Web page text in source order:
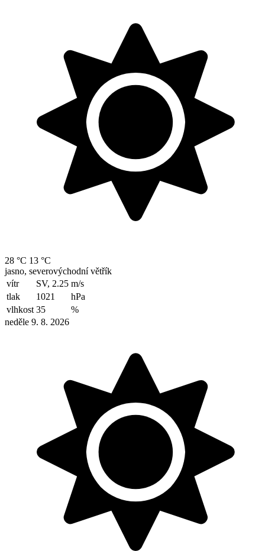
28 °C 13 °C
jasno, severovýchodní větřík
vítr
SV, 2.25 m/s
tlak
1021
hPa
vlhkost 35
%
neděle 9. 8. 2026